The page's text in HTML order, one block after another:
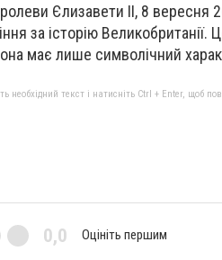
Єлизавети II, 8
за історію Великобританії.
має лише символічний
необхідний текст і натисніть Ctrl + Enter, щоб
0,0 Оцініть першим